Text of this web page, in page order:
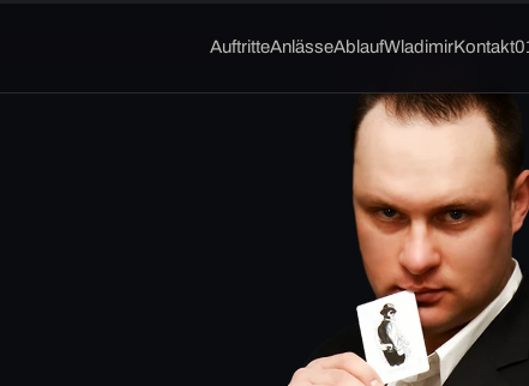
AuftritteAnlässeAblaufWladimirKontakt